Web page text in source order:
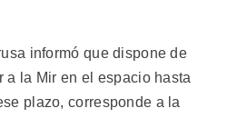
informó que dispone de
a la Mir en el espacio hasta
plazo, corresponde a la